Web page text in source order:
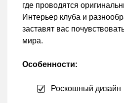
где проводятся
Интерьер клуба и
заставят вас
мира.
Особенности:
Роскошный дизайн